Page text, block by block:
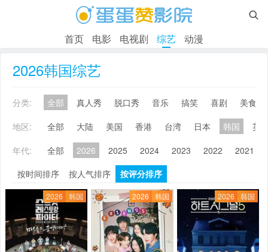

首页 电影 电视剧 综艺 动漫
2026韩国综艺
分类: 全部 真人秀 脱口秀 音乐 搞笑 喜剧
美食
地区:
全部 大陆 美国 香港 台湾 日本 韩国
英
年代:
全部 2026 2025 2024 2023 2022 2021
按时间排序
按人气排序 按评分排序
2026 韩国 2026 韩国 2026 韩国